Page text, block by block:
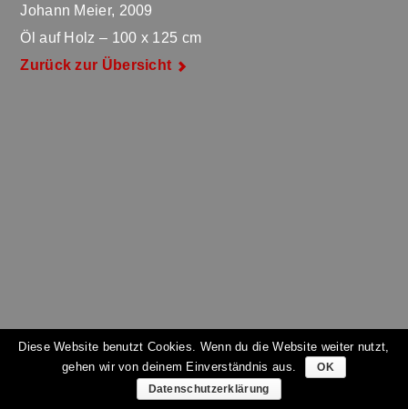
Johann Meier, 2009
Öl auf Holz – 100 x 125 cm
Zurück zur Übersicht
Diese Website benutzt Cookies. Wenn du die Website weiter nutzt,
gehen wir von deinem Einverständnis aus.
OK
Datenschutzerklärung